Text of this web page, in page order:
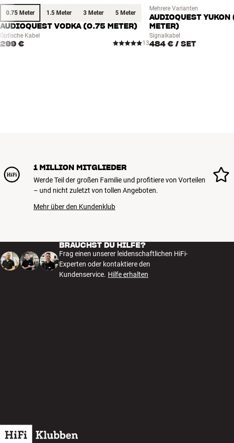
0.75 Meter 1.5 Meter 3 Meter 5 Meter
AUDIOQUEST VODKA (0.75 METER)
Optische Kabel
299 € 13
Mehrere Varianten
AUDIOQUEST
METER)
Signalkabel
484 € / SET
1 MILLION MITGLIEDER
Werde Teil der großen Familie und profitiere von Vorteilen
– und nicht zuletzt von tollen Angeboten.
Mehr über den Kundenklub
BRAUCHST DU HILFE?
Frag einen unserer leidenschaftlichen HiFi-
Experten oder kontaktiere den
Kundenservice. Hilfe erhalten